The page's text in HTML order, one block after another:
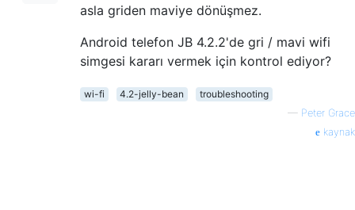
asla griden maviye dönüşmez.
Android telefon JB 4.2.2'de gri / mavi wifi
simgesi kararı vermek için kontrol ediyor?
wi-fi 4.2-jelly-bean
troubleshooting
— Peter Grace
kaynak